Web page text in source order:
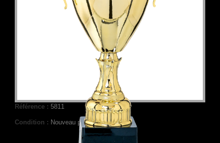
Référence : 5811
Condition : Nouveau produit